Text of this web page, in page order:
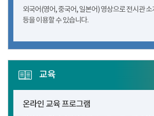
외국어(영어, 중국어, 일본어) 영상으로 전시관 소
등을 이용할 수 있습니다.
교육
온라인 교육 프로그램